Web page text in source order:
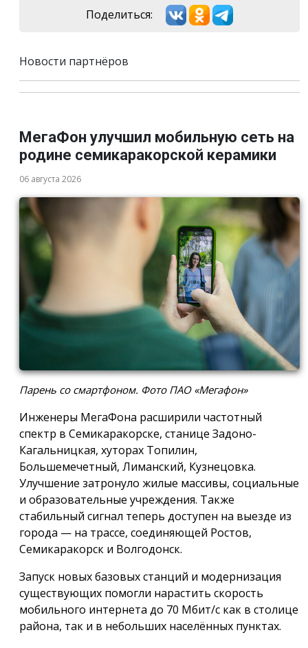
Поделиться:
Новости партнёров
МегаФон улучшил мобильную сеть на
родине семикаракорской керамики
06 августа 2026
Парень со смартфоном. Фото ПАО «Мегафон»
Инженеры МегаФона расширили частотный
спектр в Семикаракорске, станице Задоно-
Кагальницкая, хуторах Топилин,
Большемечетный, Лиманский, Кузнецовка.
Улучшение затронуло жилые массивы, социальные
и образовательные учреждения. Также
стабильный сигнал теперь доступен на выезде из
города — на трассе, соединяющей Ростов,
Семикаракорск и Волгодонск.
Запуск новых базовых станций и модернизация
существующих помогли нарастить скорость
мобильного интернета до 70 Мбит/с как в столице
района, так и в небольших населённых пунктах.